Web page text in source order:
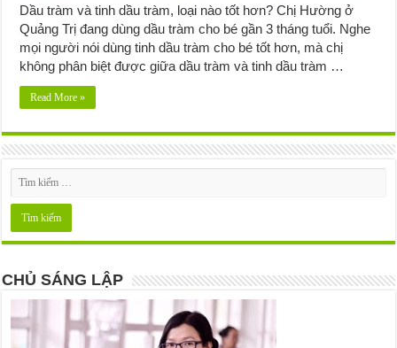
Dầu tràm và tinh dầu tràm, loại nào tốt hơn? Chị Hường ở
Quảng Trị đang dùng dầu tràm cho bé gần 3 tháng tuổi. Nghe
mọi người nói dùng tinh dầu tràm cho bé tốt hơn, mà chị
không phân biệt được giữa dầu tràm và tinh dầu tràm …
Read More »
CHỦ SÁNG LẬP